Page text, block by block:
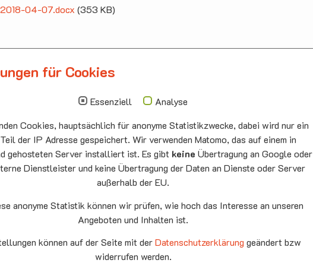
04-07.docx (353 KB)
Hallbergmoos
Hallbergmoos
0811/98709
0811/9598823
eG
Sonntag
Auferstehungskirc
he Neufahrn
Montag
15.00 - 17.00
10.08
Neufahrn
Mittwoch
20.00 Offenes
für Cookies
Essenziell
Analyse
Cookies, hauptsächlich für anonyme Statistikzwecke, dabei wird nur ein
der IP Adresse gespeichert. Wir verwenden Matomo, das auf einem in
gehosteten Server installiert ist. Es gibt keine Übertragung an Google oder
Dienstleister und keine Übertragung der Daten an Dienste oder Server
außerhalb der EU.
anonyme Statistik können wir prüfen, wie hoch das Interesse an unseren
Angeboten und Inhalten ist.
können auf der Seite mit derDatenschutzerklärung geändert bzw
widerrufen werden.